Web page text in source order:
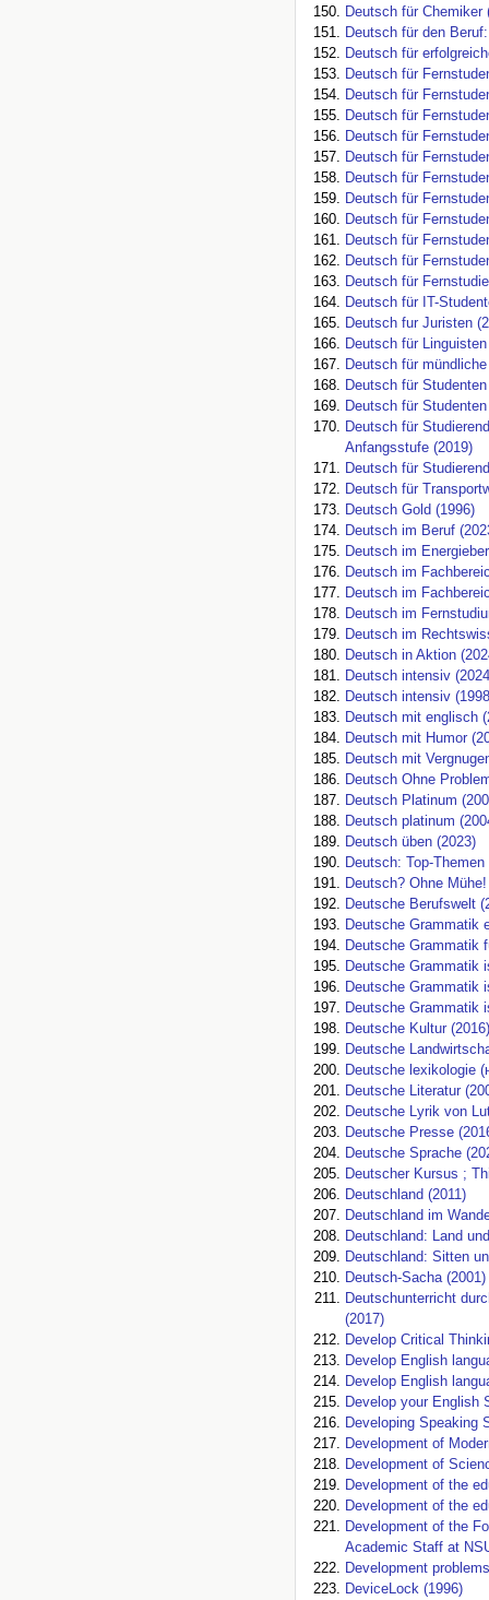
Deutsch für Chemiker
Deutsch für den
Deutsch für
Deutsch für
Deutsch für
Deutsch für
Deutsch für
Deutsch für
Deutsch für
Deutsch für
Deutsch für
Deutsch für
Deutsch für
Deutsch für
Deutsch für IT-
Deutsch fur Juristen
Deutsch für
Deutsch für
Deutsch für
Deutsch für
Deutsch für
Anfangsstufe (2019)
Deutsch für
Deutsch für
Deutsch Gold (1996)
Deutsch im Beruf
Deutsch im
Deutsch im
Deutsch im
Deutsch im
Deutsch im
Deutsch in Aktion
Deutsch intensiv
Deutsch intensiv
Deutsch mit englisch
Deutsch mit Humor
Deutsch mit
Deutsch Ohne
Deutsch Platinum
Deutsch platinum
Deutsch üben (2023)
Deutsch: Top-
Deutsch? Ohne
Deutsche Berufswelt
Deutsche Grammatik
Deutsche Grammatik
Deutsche Grammatik
Deutsche Grammatik
Deutsche Grammatik
Deutsche Kultur (2016)
Deutsche
Deutsche lexikologie
Deutsche Literatur
Deutsche Lyrik von
Deutsche Presse
Deutsche Sprache
Deutscher Kursus ;
Deutschland (2011)
Deutschland im
Deutschland: Land
Deutschland: Sitten
Deutsch-Sacha (2001)
Deutschunterricht
(2017)
Develop Critical
Develop English
Develop English
Develop your English
Developing Speaking
Development of
Development of
Development of the
Development of the
Development of the
Academic Staff at
Development
DeviceLock (1996)